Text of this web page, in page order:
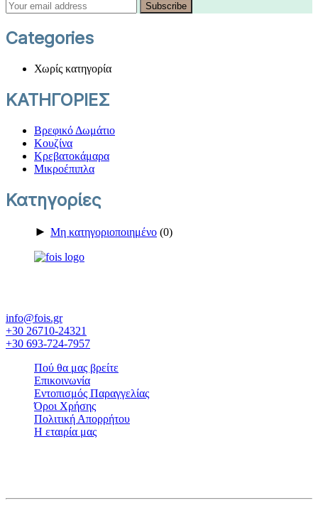
Categories
Χωρίς κατηγορία
ΚΑΤΗΓΟΡΙΕΣ
Βρεφικό Δωμάτιο
Κουζίνα
Κρεβατοκάμαρα
Μικροέπιπλα
Κατηγορίες
► Μη κατηγοριοποιημένο (0)
info@fois.gr
+30 26710-24321
+30 693-724-7957
Πού θα μας βρείτε
Επικοινωνία
Εντοπισμός Παραγγελίας
Όροι Χρήσης
Πολιτική Απορρήτου
Η εταιρία μας